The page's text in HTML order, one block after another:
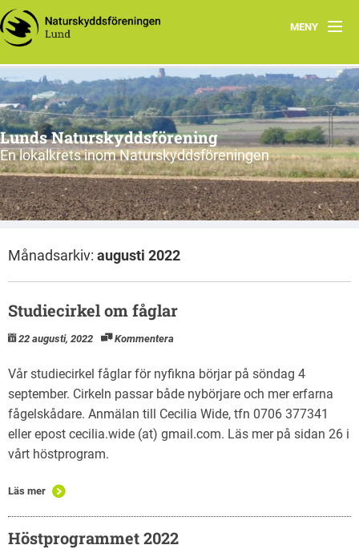
MENY
Hem
Program
Vad vi gör
Vi tycker
Cykling
Lunds Naturskyddsförening
En lokalkrets inom Naturskyddsföreningen
Månadsarkiv: augusti 2022
Studiecirkel om fåglar
22 augusti, 2022 Kommentera
Vår studiecirkel fåglar för nyfikna börjar på söndag 4
september. Cirkeln passar både nybörjare och mer erfarna
fågelskådare. Anmälan till Cecilia Wide, tfn 0706 377341
eller epost cecilia.wide (at) gmail.com. Läs mer på sidan 26 i
vårt höstprogram.
Läs mer
Höstprogrammet 2022